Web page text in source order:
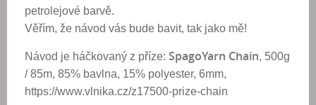
petrolejové barvě.
Věřím, že návod vás bude bavit, tak jako mě!
Návod je háčkovaný z příze: SpagoYarn Chain, 500g
/ 85m, 85% bavlna, 15% polyester, 6mm,
https://www.vlnika.cz/z17500-prize-chain